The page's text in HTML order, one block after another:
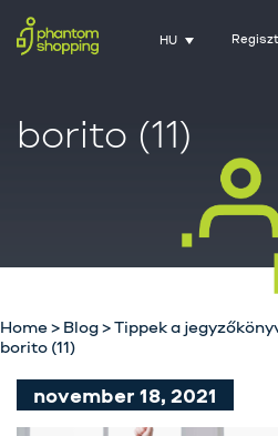
HU
borito (11)
Home> Blog>Tippek a
borito (11)
november 18, 2021